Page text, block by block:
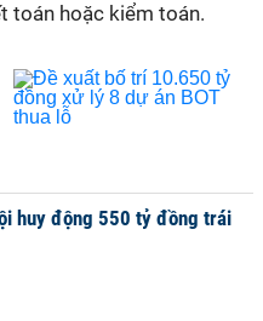
toán hoặc kiểm toán.
huy động 550 tỷ đồng trái